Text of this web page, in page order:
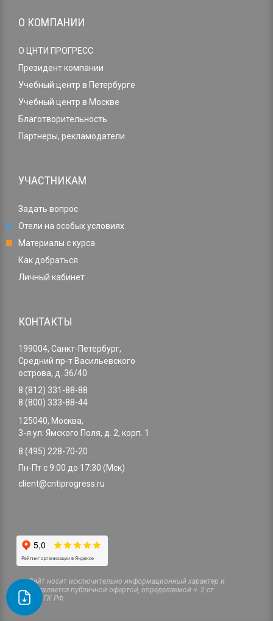
О КОМПАНИИ
О ЦНТИ ПРОГРЕСС
Президент компании
Учебный центр в Петербурге
Учебный центр в Москве
Благотворительность
Партнеры, рекламодатели
УЧАСТНИКАМ
Задать вопрос
Отели на особых условиях
Материалы с курса
Как добраться
Личный кабинет
КОНТАКТЫ
199004, Санкт-Петербург,
Средний пр-т Васильевского
острова, д. 36/40
8 (812) 331-88-88
8 (800) 333-88-44
125040, Москва,
3-я ул. Ямского Поля, д. 2, корп. 1
8 (495) 228-70-20
Пн-Пт с 9:00 до 17:30 (Мск)
client@cntiprogress.ru
Cайт носит исключительно информационный характер и
не является публичной офертой, определяемой ч. 2 ст.
437 ГК РФ.